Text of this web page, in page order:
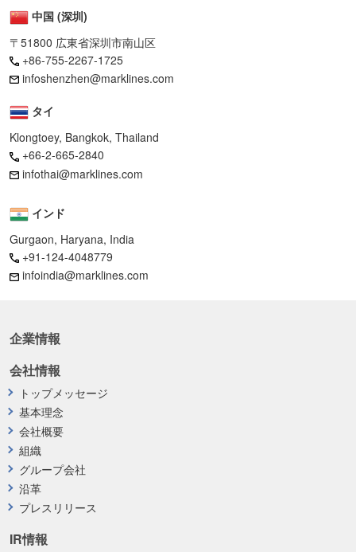
中国 (深圳)
〒51800 広東省深圳市南山区
+86-755-2267-1725
infoshenzhen@marklines.com
タイ
Klongtoey, Bangkok, Thailand
+66-2-665-2840
infothai@marklines.com
インド
Gurgaon, Haryana, India
+91-124-4048779
infoindia@marklines.com
企業情報
会社情報
トップメッセージ
基本理念
会社概要
組織
グループ会社
沿革
プレスリリース
IR情報